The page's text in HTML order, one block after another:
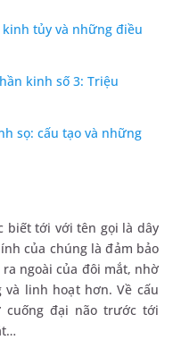
tủy và những điều
kinh số 3: Triệu
sọ: cấu tạo và những
biết tới với tên gọi là dây
của chúng là đảm bảo
ngoài của đôi mắt, nhờ
linh hoạt hơn. Về cấu
đại não trước tới